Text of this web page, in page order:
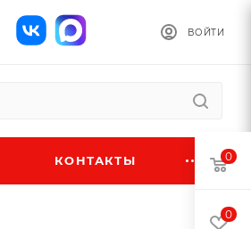
ВОЙТИ
КОНТАКТЫ 0
0